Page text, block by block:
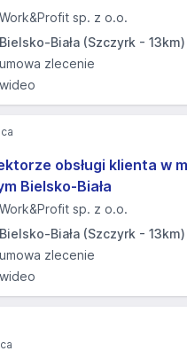
Work&Profit sp. z o.o.
Bielsko-Biała (Szczyrk - 13km)
umowa zlecenie
wideo
obsługi klienta w
Bielsko-Biała
Work&Profit sp. z o.o.
Bielsko-Biała (Szczyrk - 13km)
umowa zlecenie
wideo